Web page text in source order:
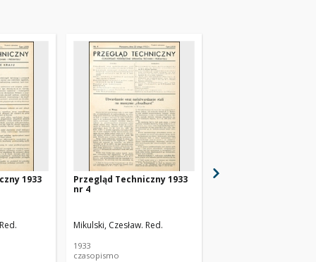
1933
Przegląd Techniczny 1933
nr 4
Mikulski, Czesław. Red.
1933
czasopismo